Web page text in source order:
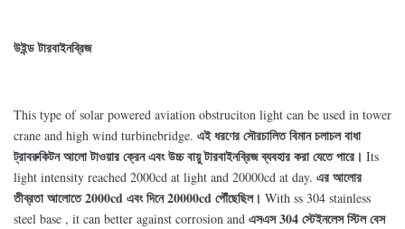
উইন্ড টারবাইনব্রিজ
This type of solar powered aviation obstruciton light can be used in tower
crane and high wind turbinebridge. এই ধরণের সৌরচালিত বিমান চলাচল বাধা
ট্রাবরুকিটন আলো টাওয়ার ক্রেন এবং উচ্চ বায়ু টারবাইনব্রিজ ব্যবহার করা যেতে পারে। Its
light intensity reached 2000cd at light and 20000cd at day. এর আলোর
তীব্রতা আলোতে 2000cd এবং দিনে 20000cd পৌঁছেছিল। With ss 304 stainless
steel base , it can better against corrosion and এসএস 304 স্টেইনলেস স্টিল বেস